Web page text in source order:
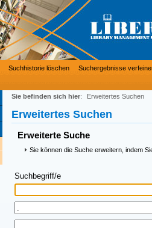
Suchhistorie löschen Suchergebnisse
Sie befinden sich hier: Erweitertes Suchen
Erweitertes Suchen
Erweiterte Suche
Sie können die Suche erweitern, indem
Suchbegriff/e